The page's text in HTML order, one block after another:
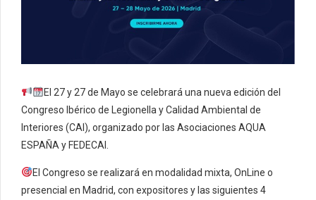
El 27 y 27 de Mayo se celebrará una nueva edición del
Congreso Ibérico de Legionella y Calidad Ambiental de
Interiores (CAI), organizado por las Asociaciones AQUA
ESPAÑA y FEDECAI.
El Congreso se realizará en modalidad mixta, OnLine o
presencial en Madrid, con expositores y las siguientes 4